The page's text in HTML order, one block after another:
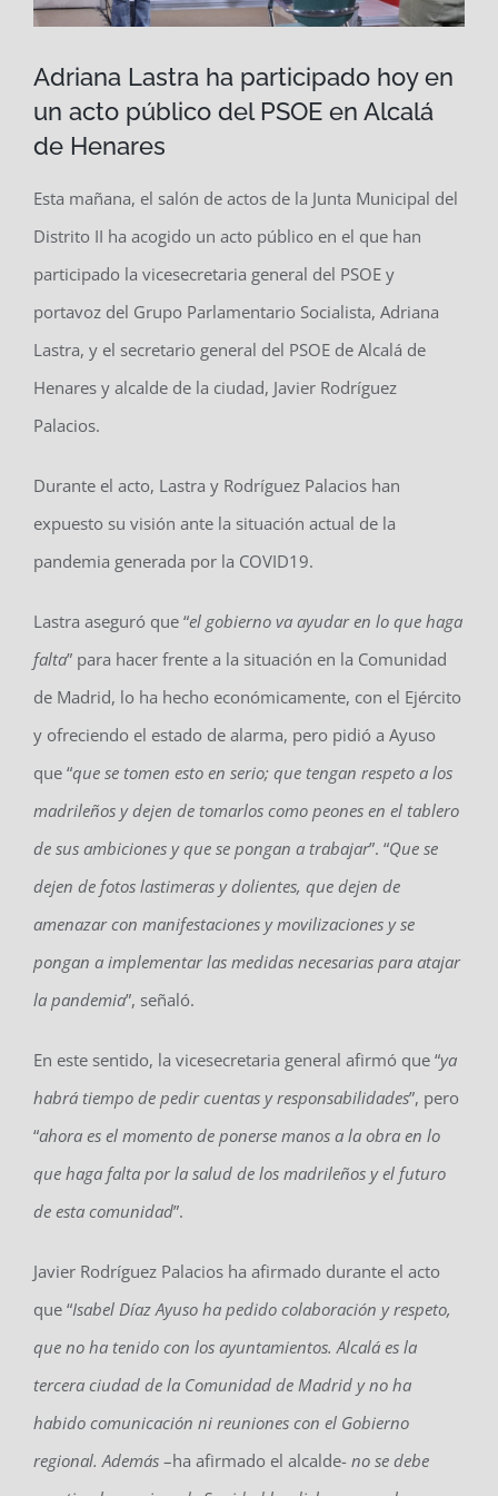
Adriana Lastra ha participado hoy en
un acto público del PSOE en Alcalá
de Henares
Esta mañana, el salón de actos de la Junta Municipal del
Distrito II ha acogido un acto público en el que han
participado la vicesecretaria general del PSOE y
portavoz del Grupo Parlamentario Socialista, Adriana
Lastra, y el secretario general del PSOE de Alcalá de
Henares y alcalde de la ciudad, Javier Rodríguez
Palacios.
Durante el acto, Lastra y Rodríguez Palacios han
expuesto su visión ante la situación actual de la
pandemia generada por la COVID19.
Lastra aseguró que “el gobierno va ayudar en lo que haga
falta” para hacer frente a la situación en la Comunidad
de Madrid, lo ha hecho económicamente, con el Ejército
y ofreciendo el estado de alarma, pero pidió a Ayuso
que “que se tomen esto en serio; que tengan respeto a los
madrileños y dejen de tomarlos como peones en el tablero
de sus ambiciones y que se pongan a trabajar”. “Que se
dejen de fotos lastimeras y dolientes, que dejen de
amenazar con manifestaciones y movilizaciones y se
pongan a implementar las medidas necesarias para atajar
la pandemia”, señaló.
En este sentido, la vicesecretaria general afirmó que “ya
habrá tiempo de pedir cuentas y responsabilidades”, pero
“ahora es el momento de ponerse manos a la obra en lo
que haga falta por la salud de los madrileños y el futuro
de esta comunidad”.
Javier Rodríguez Palacios ha afirmado durante el acto
que “Isabel Díaz Ayuso ha pedido colaboración y respeto,
que no ha tenido con los ayuntamientos. Alcalá es la
tercera ciudad de la Comunidad de Madrid y no ha
habido comunicación ni reuniones con el Gobierno
regional. Además –ha afirmado el alcalde- no se debe